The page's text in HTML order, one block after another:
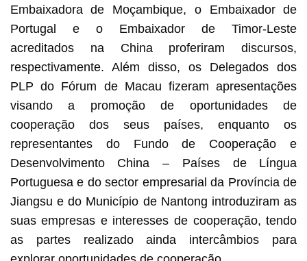
Embaixadora de Moçambique, o Embaixador de
Portugal e o Embaixador de Timor-Leste
acreditados na China proferiram discursos,
respectivamente. Além disso, os Delegados dos
PLP do Fórum de Macau fizeram apresentações
visando a promoção de oportunidades de
cooperação dos seus países, enquanto os
representantes do Fundo de Cooperação e
Desenvolvimento China – Países de Língua
Portuguesa e do sector empresarial da Província de
Jiangsu e do Município de Nantong introduziram as
suas empresas e interesses de cooperação, tendo
as partes realizado ainda intercâmbios para